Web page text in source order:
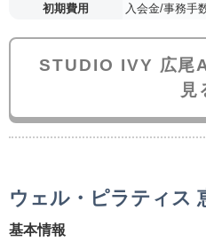
初期費用
入会金/事務手
STUDIO IVY 広尾
見
ウェル・ピラティス
基本情報